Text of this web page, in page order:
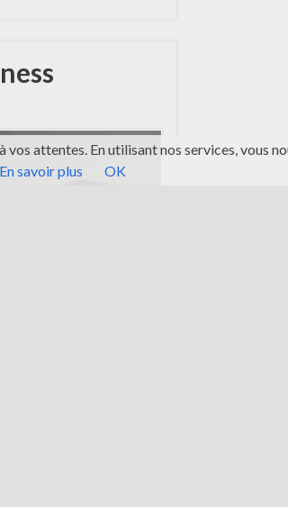
attentes. En utilisant nos services, vous
En savoir plus OK